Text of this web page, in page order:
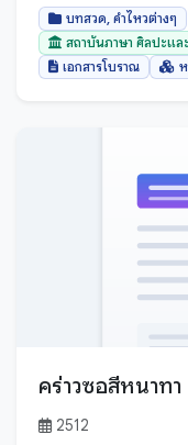
ตาก
นครนายก
นครราชสีมา
นครศรีธรรมร
นครสวรรค์
นนทบุรี
น่าน
บึงกาฬ
บทสวด, คำไหวต่างๆ
สถาบันภาษา ศิลปะแล
เอกสารโบราณ
คร่าวซอสีหนาทา
2512